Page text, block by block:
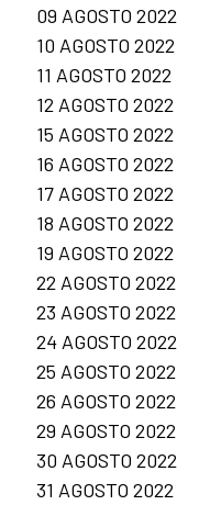
09 AGOSTO 2022
10 AGOSTO 2022
11 AGOSTO 2022
12 AGOSTO 2022
15 AGOSTO 2022
16 AGOSTO 2022
17 AGOSTO 2022
18 AGOSTO 2022
19 AGOSTO 2022
22 AGOSTO 2022
23 AGOSTO 2022
24 AGOSTO 2022
25 AGOSTO 2022
26 AGOSTO 2022
29 AGOSTO 2022
30 AGOSTO 2022
31 AGOSTO 2022